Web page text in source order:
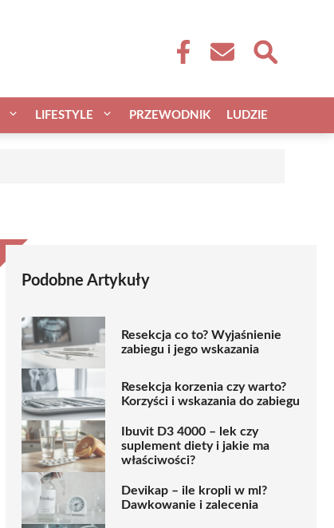
LIFESTYLE PRZEWODNIK LUDZIE
Podobne Artykuły
Resekcja co to? Wyjaśnienie
zabiegu i jego wskazania
Resekcja korzenia czy warto?
Korzyści i wskazania do zabiegu
Ibuvit D3 4000 – lek czy
suplement diety i jakie ma
właściwości?
Devikap – ile kropli w ml?
Dawkowanie i zalecenia